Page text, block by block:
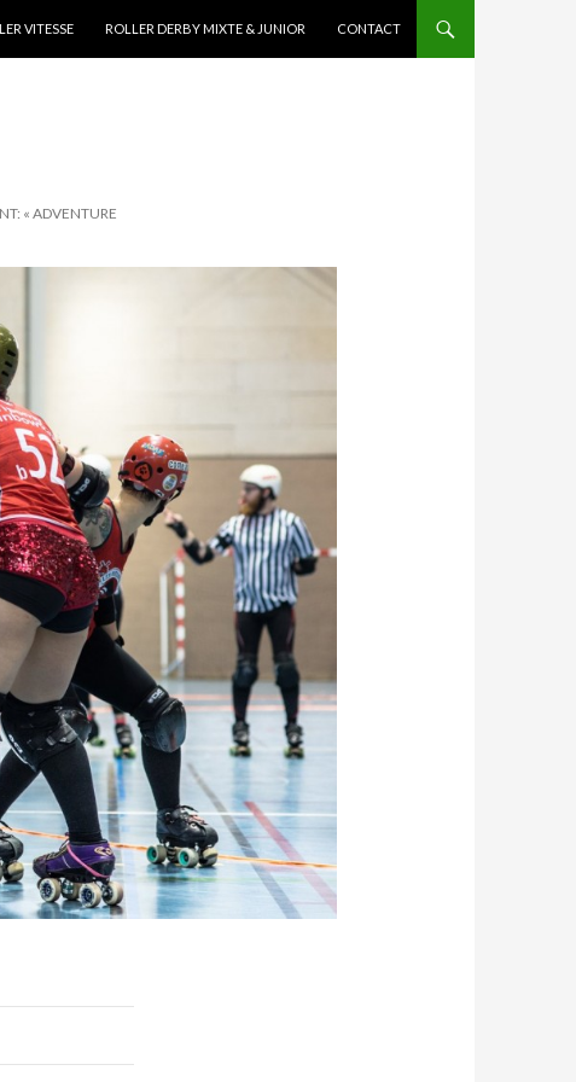
VITESSE ROLLER DERBY MIXTE & JUNIOR CONTACT
« ADVENTURE